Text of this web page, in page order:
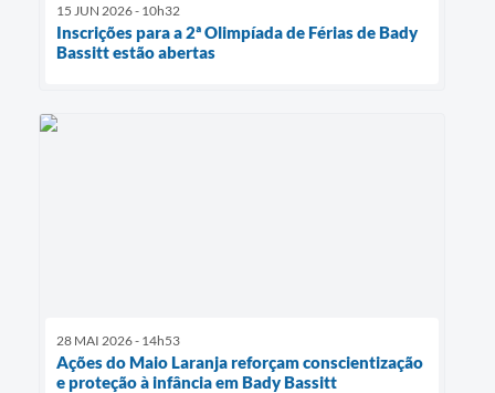
15 JUN 2026 - 10h32
Inscrições para a 2ª Olimpíada de Férias de Bady
Bassitt estão abertas
28 MAI 2026 - 14h53
Ações do Maio Laranja reforçam conscientização
e proteção à infância em Bady Bassitt